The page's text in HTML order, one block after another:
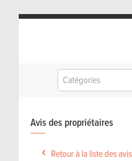
Catégories
Avis des propriétaires
Retour à la liste des